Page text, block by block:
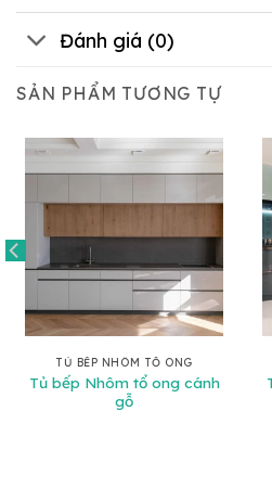
Đánh giá (0)
SẢN PHẨM TƯƠNG TỰ
TỦ BẾP NHÔM TỔ ONG
Tủ bếp Nhôm tổ ong cánh
gỗ